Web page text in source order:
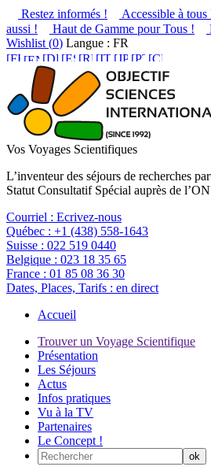
Restez informés ! Accessible à
aussi !
Haut de Gamme pour Tous !
Wishlist (0) Langue : FR
Vos Voyages Scientifiques
L’inventeur des séjours de recherches
Statut Consultatif Spécial auprès de
Courriel : Ecrivez-nous
Québec : +1 (438) 558-1643
Suisse : 022 519 0440
Belgique : 023 18 35 65
France : 01 85 08 36 30
Dates, Places, Tarifs : en direct
Accueil
Trouver un Voyage Scientifique
Présentation
Les Séjours
Actus
Infos pratiques
Vu à la TV
Partenaires
Le Concept !